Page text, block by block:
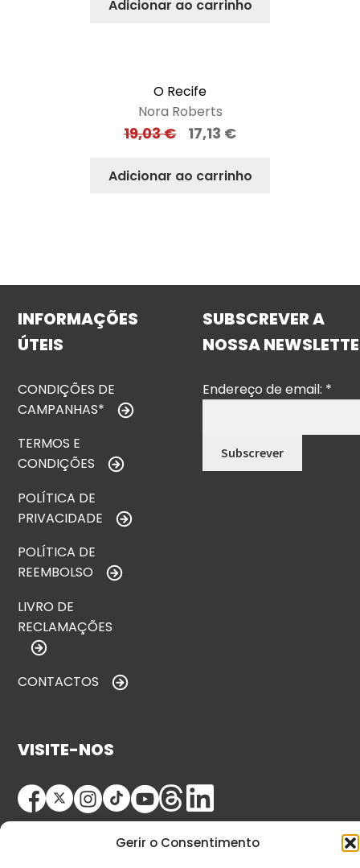
Gerir o Consentimento
Adicionar ao carrinho
O Recife
Nora Roberts
19,03€ 17,13 €
Adicionar ao carrinho
INFORMAÇÕES
ÚTEIS
CONDIÇÕES DE
CAMPANHAS*
TERMOS E
CONDIÇÕES
POLÍTICA DE
PRIVACIDADE
POLÍTICA DE
REEMBOLSO
LIVRO DE
RECLAMAÇÕES
CONTACTOS
SUBSCREVER A
NOSSA
Endereço de email: *
VISITE-NOS